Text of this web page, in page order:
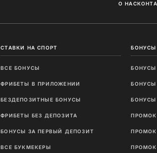
О НАС
СТАВКИ НА СПОРТ
ВСЕ БОНУСЫ
ФРИБЕТЫ В ПРИЛОЖЕНИИ
БЕЗДЕПОЗИТНЫЕ БОНУСЫ
ФРИБЕТЫ БЕЗ ДЕПОЗИТА
БОНУСЫ ЗА ПЕРВЫЙ ДЕПОЗИТ
ВСЕ БУКМЕКЕРЫ
БОНУСЫ
БОНУСЫ
БОНУСЫ